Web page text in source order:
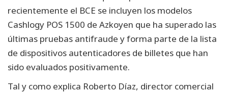
recientemente el BCE se incluyen los modelos
Cashlogy POS 1500 de Azkoyen que ha superado las
últimas pruebas antifraude y forma parte de la lista
de dispositivos autenticadores de billetes que han
sido evaluados positivamente.
Tal y como explica Roberto Díaz, director comercial